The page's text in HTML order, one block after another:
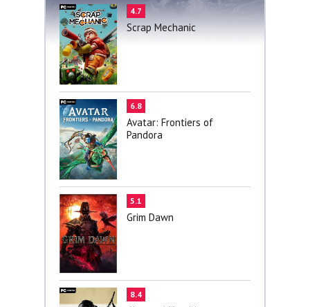
4.7
Scrap Mechanic
6.8
Avatar: Frontiers of
Pandora
5.1
Grim Dawn
8.4